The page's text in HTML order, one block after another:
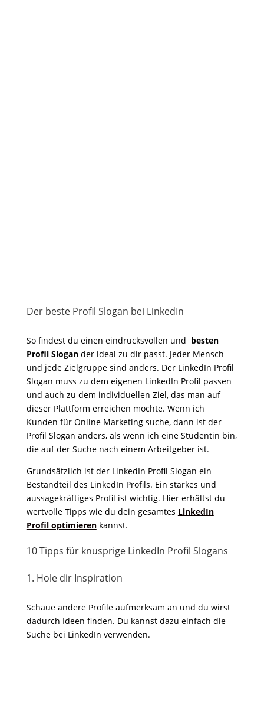
Der beste Profil Slogan bei LinkedIn
So findest du einen eindrucksvollen und besten
Profil Slogan der ideal zu dir passt. Jeder Mensch
und jede Zielgruppe sind anders. Der LinkedIn Profil
Slogan muss zu dem eigenen LinkedIn Profil passen
und auch zu dem individuellen Ziel, das man auf
dieser Plattform erreichen möchte. Wenn ich
Kunden für Online Marketing suche, dann ist der
Profil Slogan anders, als wenn ich eine Studentin bin,
die auf der Suche nach einem Arbeitgeber ist.
Grundsätzlich ist der LinkedIn Profil Slogan ein
Bestandteil des LinkedIn Profils. Ein starkes und
aussagekräftiges Profil ist wichtig. Hier erhältst du
wertvolle Tipps wie du dein gesamtes LinkedIn
Profil optimierenkannst.
10 Tipps für knusprige LinkedIn Profil Slogans
1. Hole dir Inspiration
Schaue andere Profile aufmerksam an und du wirst
dadurch Ideen finden. Du kannst dazu einfach die
Suche bei LinkedIn verwenden.